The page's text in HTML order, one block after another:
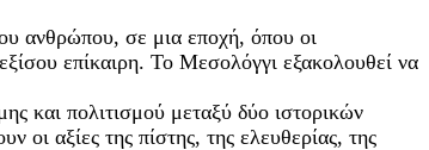
ανθρώπου, σε μια εποχή, όπου οι
επίκαιρη. Το Μεσολόγγι εξακολουθεί να
και πολιτισμού μεταξύ δύο ιστορικών
αξίες της πίστης, της ελευθερίας, της